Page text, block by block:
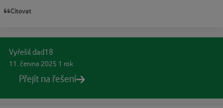
Citovat
Vyřešil dad18
11. června 2025 1 rok
Přejít na řešení